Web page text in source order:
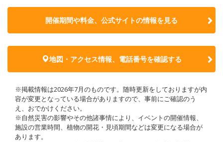
開催期間や料金、公式サイトの情報を見る
地図・アクセス情報、電話番号を確認する
※掲載情報は2026年7月のものです。随時更新をしておりますが内
容が変更となっている場合がありますので、事前にご確認のう
え、おでかけください。
※自然災害の影響やその他諸事情により、イベントの開催情報、
施設の営業時間、植物の開花・見頃期間などは変更になる場合が
あります。